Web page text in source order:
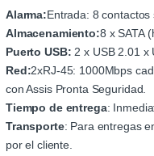
Alarma:Entrada: 8
Almacenamiento:8 x SATA
Puerto USB: 2 x USB 2.01 x
Red:2xRJ-45: 1000Mbps
con Assis Pronta Seguridad.
Tiempo de entrega:
Transporte: Para entregas
por el cliente.